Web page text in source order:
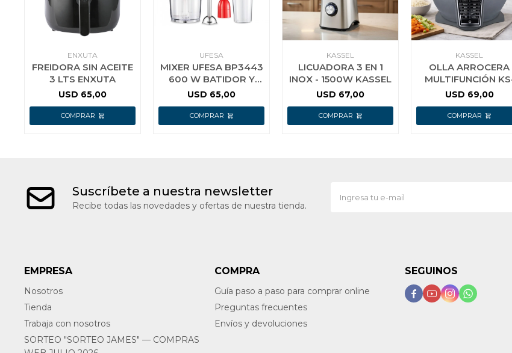
ENXUTA
FREIDORA SIN ACEITE
3 LTS ENXUTA
USD 65,00
UFESA
MIXER UFESA BP3443
600 W BATIDOR Y
PICADOR
USD 65,00
KASSEL
LICUADORA 3 EN 1
INOX - 1500W KASSEL
USD 67,00
KASSEL
OLLA ARROCERA
MULTIFUNCIÓN
MULTI10
USD 69,00
Suscríbete a nuestra newsletter
Recibe todas las novedades y ofertas de nuestra tienda.
EMPRESA
Nosotros
Tienda
Trabaja con nosotros
SORTEO "SORTEO JAMES" — COMPRAS
COMPRA
Guía paso a paso para comprar online
Preguntas frecuentes
Envíos y devoluciones
SEGUINOS
   